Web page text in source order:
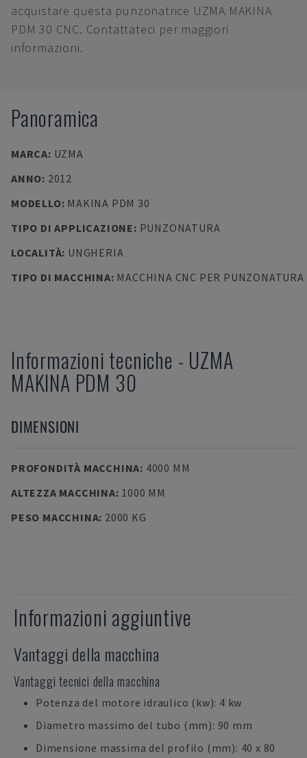
acquistare questa punzonatrice UZMA MAKINA
PDM 30 CNC. Contattateci per maggiori
informazioni.
Panoramica
MARCA: UZMA
ANNO: 2012
MODELLO: MAKINA PDM 30
TIPO DI APPLICAZIONE: PUNZONATURA
LOCALITÀ: UNGHERIA
TIPO DI MACCHINA: MACCHINA CNC PER PUNZONATURA
Informazioni tecniche - UZMA
MAKINA PDM 30
DIMENSIONI
PROFONDITÀ MACCHINA: 4000 MM
ALTEZZA MACCHINA: 1000 MM
PESO MACCHINA: 2000 KG
Informazioni aggiuntive
Vantaggi della macchina
Vantaggi tecnici della macchina
Potenza del motore idraulico (kw): 4 kw
Diametro massimo del tubo (mm): 90 mm
Dimensione massima del profilo (mm): 40 x 80